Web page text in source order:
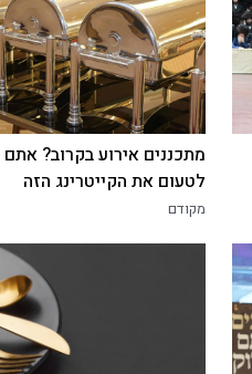
מתכננים אירוע בקרוב? אתם
לטעום את הקייטרינג הזה
מקודם